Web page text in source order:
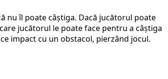
nu îl poate câștiga. Dacă jucătorul poate
jucătorul le poate face pentru a câștiga
impact cu un obstacol, pierzând jocul.